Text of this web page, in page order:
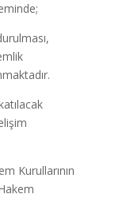
Kurullarının